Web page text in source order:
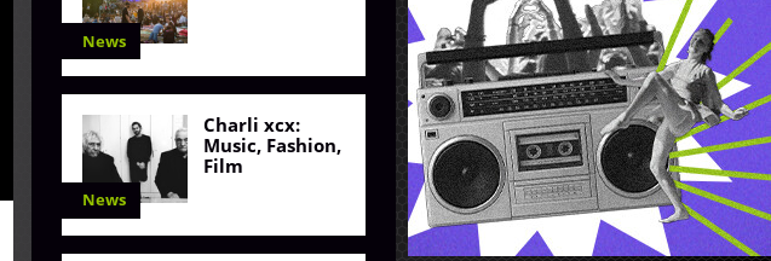
News
News
Charli xcx:
Music, Fashion,
Film